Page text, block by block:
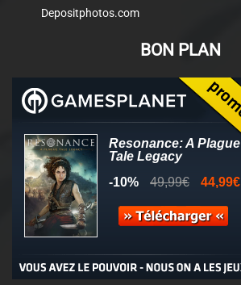
Depositphotos.com
BON PLAN